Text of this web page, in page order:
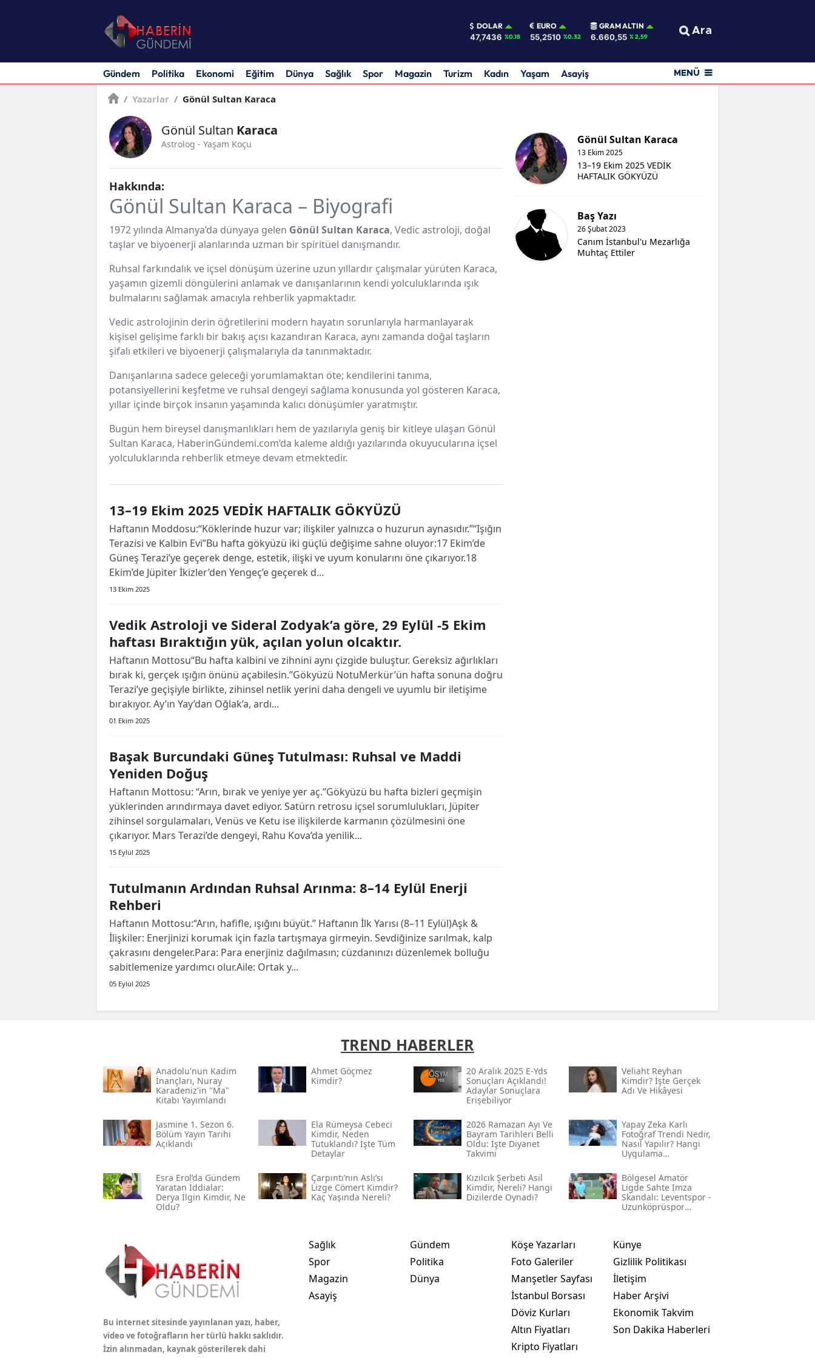
DOLAR
47,7436 %0.18
EURO
55,2510 %0.32
GRAM ALTIN
6.660,55 % 2,59 Ara
Gündem Politika Ekonomi Eğitim Dünya Sağlık Spor Magazin Turizm Kadın Yaşam Asayiş MENÜ
/ Yazarlar / Gönül Sultan Karaca
Gönül Sultan Karaca
Astrolog - Yaşam Koçu
Hakkında:
Gönül Sultan Karaca – Biyografi
1972 yılında Almanya’da dünyaya gelen Gönül Sultan Karaca, Vedic astroloji, doğal
taşlar ve biyoenerji alanlarında uzman bir spiritüel danışmandır.
Ruhsal farkındalık ve içsel dönüşüm üzerine uzun yıllardır çalışmalar yürüten Karaca,
yaşamın gizemli döngülerini anlamak ve danışanlarının kendi yolculuklarında ışık
bulmalarını sağlamak amacıyla rehberlik yapmaktadır.
Vedic astrolojinin derin öğretilerini modern hayatın sorunlarıyla harmanlayarak
kişisel gelişime farklı bir bakış açısı kazandıran Karaca, aynı zamanda doğal taşların
şifalı etkileri ve biyoenerji çalışmalarıyla da tanınmaktadır.
Danışanlarına sadece geleceği yorumlamaktan öte; kendilerini tanıma,
potansiyellerini keşfetme ve ruhsal dengeyi sağlama konusunda yol gösteren Karaca,
yıllar içinde birçok insanın yaşamında kalıcı dönüşümler yaratmıştır.
Bugün hem bireysel danışmanlıkları hem de yazılarıyla geniş bir kitleye ulaşan Gönül
Sultan Karaca, HaberinGündemi.com’da kaleme aldığı yazılarında okuyucularına içsel
yolculuklarında rehberlik etmeye devam etmektedir.
13–19 Ekim 2025 VEDİK HAFTALIK GÖKYÜZÜ
Haftanın Moddosu:“Köklerinde huzur var; ilişkiler yalnızca o huzurun aynasıdır.”“Işığın
Terazisi ve Kalbin Evi”Bu hafta gökyüzü iki güçlü değişime sahne oluyor:17 Ekim’de
Güneş Terazi’ye geçerek denge, estetik, ilişki ve uyum konularını öne çıkarıyor.18
Ekim’de Jüpiter İkizler’den Yengeç’e geçerek d...
13 Ekim 2025
Vedik Astroloji ve Sideral Zodyak’a göre, 29 Eylül -5 Ekim
haftası Bıraktığın yük, açılan yolun olcaktır.
Haftanın Mottosu“Bu hafta kalbini ve zihnini aynı çizgide buluştur. Gereksiz ağırlıkları
bırak ki, gerçek ışığın önünü açabilesin.”Gökyüzü NotuMerkür’ün hafta sonuna doğru
Terazi’ye geçişiyle birlikte, zihinsel netlik yerini daha dengeli ve uyumlu bir iletişime
bırakıyor. Ay’ın Yay’dan Oğlak’a, ardı...
01 Ekim 2025
Başak Burcundaki Güneş Tutulması: Ruhsal ve Maddi
Yeniden Doğuş
Haftanın Mottosu: “Arın, bırak ve yeniye yer aç.”Gökyüzü bu hafta bizleri geçmişin
yüklerinden arındırmaya davet ediyor. Satürn retrosu içsel sorumlulukları, Jüpiter
zihinsel sorgulamaları, Venüs ve Ketu ise ilişkilerde karmanın çözülmesini öne
çıkarıyor. Mars Terazi’de dengeyi, Rahu Kova’da yenilik...
15 Eylül 2025
Tutulmanın Ardından Ruhsal Arınma: 8–14 Eylül Enerji
Rehberi
Haftanın Mottosu:“Arın, hafifle, ışığını büyüt.” Haftanın İlk Yarısı (8–11 Eylül)Aşk &
İlişkiler: Enerjinizi korumak için fazla tartışmaya girmeyin. Sevdiğinize sarılmak, kalp
çakrasını dengeler.Para: Para enerjiniz dağılmasın; cüzdanınızı düzenlemek bolluğu
sabitlemenize yardımcı olur.Aile: Ortak y...
05 Eylül 2025
Gönül Sultan Karaca
13 Ekim 2025
13–19 Ekim 2025 VEDİK
HAFTALIK GÖKYÜZÜ
Baş Yazı
26 Şubat 2023
Canım İstanbul'u Mezarlığa
Muhtaç Ettiler
TREND HABERLER
Anadolu'nun Kadim
İnançları, Nuray
Karadeniz'in "ma"
Kitabı Yayımlandı
Ahmet Göçmez
Kimdir?
20 Aralık 2025 E-Yds
Sonuçları Açıklandı!
Adaylar Sonuçlara
Erişebiliyor
Veliaht Reyhan
Kimdir? İşte Gerçek
Adı Ve Hikâyesi
Jasmine 1. Sezon 6.
Bölüm Yayın Tarihi
Açıklandı
Ela Rümeysa Cebeci
Kimdir, Neden
Tutuklandı? İşte Tüm
Detaylar
2026 Ramazan Ayı Ve
Bayram Tarihleri Belli
Oldu: İşte Diyanet
Takvimi
Yapay Zeka Karlı
Fotoğraf Trendi Nedir,
Nasıl Yapılır? Hangi
Uygulama
Adım Adım Rehber
Esra Erol’da Gündem
Yaratan İddialar:
Derya İlgin Kimdir, Ne
Oldu?
Çarpıntı’nın Aslı’sı
Lizge Cömert Kimdir?
Kaç Yaşında Nereli?
Kızılcık Şerbeti Asil
Kimdir, Nereli? Hangi
Dizilerde Oynadı?
Bölgesel Amatör
Ligde Sahte Imza
Skandalı: Leventspor -
Uzunköprüspor
Bu internet sitesinde yayınlanan yazı, haber,
video ve fotoğrafların her türlü hakkı saklıdır.
İzin alınmadan, kaynak gösterilerek dahi
Sağlık
Spor
Magazin
Asayiş
Gündem
Politika
Dünya
Köşe Yazarları
Foto Galeriler
Manşetler Sayfası
İstanbul Borsası
Döviz Kurları
Altın Fiyatları
Kripto Fiyatları
Künye
Gizlilik Politikası
İletişim
Haber Arşivi
Ekonomik Takvim
Son Dakika Haberleri